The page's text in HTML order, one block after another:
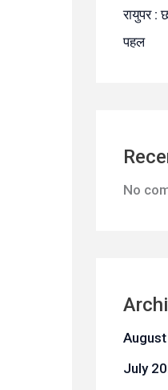
रायुपर :
पहल
No
July